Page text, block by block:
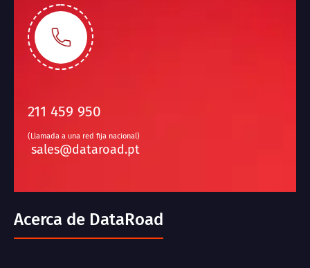
211 459 950
(Llamada a una red fija nacional)
sales@dataroad.pt
Acerca de DataRoad